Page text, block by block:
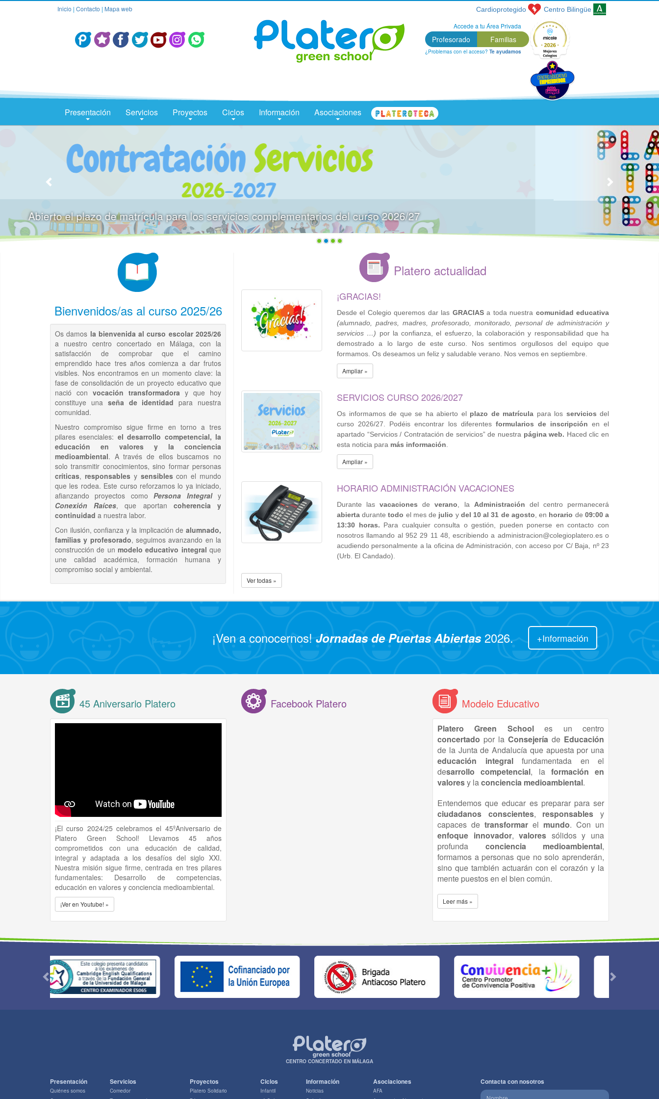
Inicio | Contacto | Mapa web Cardioprotegido Centro Bilingüe
Centro Concertado en Málaga: Colegio Platero Green School Accede a tu Área Privada
Profesorado Familias
¿Problemas con el acceso? Te ayudamos
Presentación Servicios Proyectos Ciclos Información Asociaciones
CENTRO DE OCIO PLATEROTECA
Bienvenidos/as al curso 2025/26
Os damos la bienvenida al curso escolar 2025/26
a nuestro centro concertado en Málaga, con la
satisfacción de comprobar que el camino
emprendido hace tres años comienza a dar frutos
visibles. Nos encontramos en un momento clave: la
fase de consolidación de un proyecto educativo que
nació con vocación transformadora y que hoy
constituye una seña de identidad para nuestra
comunidad.
Nuestro compromiso sigue firme en torno a tres
pilares esenciales: el desarrollo competencial, la
educación en valores y la conciencia
medioambiental. A través de ellos buscamos no
solo transmitir conocimientos, sino formar personas
críticas, responsablesy sensiblescon el mundo
que les rodea. Este curso reforzamos lo ya iniciado,
afianzando proyectos comoPersona Integraly
Conexión Raíces, que aportan coherencia y
continuidad a nuestra labor.
Con ilusión, confianza y la implicación de alumnado,
familias y profesorado, seguimos avanzando en la
construcción de un modelo educativo integral que
une calidad académica, formación humana y
compromiso social y ambiental.
Platero actualidad
¡GRACIAS!
Desde el Colegio queremos dar las GRACIASa toda nuestra comunidad educativa
(alumnado, padres, madres, profesorado, monitorado, personal de administración y
servicios …) por la confianza, el esfuerzo, la colaboración y responsabilidad que ha
demostrado a lo largo de este curso. Nos sentimos orgullosos del equipo que
formamos. Os deseamos un feliz y saludable verano. Nos vemos en septiembre.
Ampliar »
SERVICIOS CURSO 2026/2027
Os informamos de que se ha abierto el plazo de matrícula para los servicios del
curso 2026/27. Podéis encontrar los diferentes formularios de inscripción en el
apartado “Servicios / Contratación de servicios” de nuestra página web. Haced clic en
esta noticia para más información
Ampliar »
HORARIO ADMINISTRACIÓN VACACIONES
Durante lasvacacionesdeverano , la Administración del centro permanecerá
abiertadurantetodo el mes de julio y del 10 al 31 de agosto , en horario de 09:00 a
13:30 horas. Para cualquier consulta o gestión, pueden ponerse en contacto con
nosotros llamando al 952 29 11 48, escribiendo a administracion@colegioplatero.es o
acudiendo personalmente a la oficina de Administración, con acceso por C/ Baja, nº 23
(Urb. El Candado).
Ver todas »
¡Ven a conocernos!Jornadas de Puertas Abiertas2026. +Información
45 Aniversario Platero
¡El curso 2024/25 celebramos el 45ºAniversario de
Platero Green School! Llevamos 45 años
comprometidos con una educación de calidad,
integral y adaptada a los desafíos del siglo XXI.
Nuestra misión sigue firme, centrada en tres pilares
fundamentales: Desarrollo de competencias,
educación en valores y conciencia medioambiental.
¡Ver en Youtube! »
Facebook Platero Modelo Educativo
Platero Green Schooles un centro
concertado por la Consejería de Educación
de la Junta de Andalucía que apuesta por una
educación
integralfundamentada en el
desarrollo competencial, la formación en
valoresy laconciencia medioambiental.
Entendemos que educar es preparar para ser
ciudadanos conscientes, responsables y
capaces de transformar el mundo. Con un
enfoque innovador,valores sólidos y una
profunda conciencia medioambiental,
formamos a personas que no solo aprenderán,
sino que también actuarán con el corazón y la
mente puestos en el bien común.
Leer más »
CENTRO CONCERTADO EN MÁLAGA
Presentación
Quiénes somos
Servicios
Comedor
Proyectos
Platero Solidario
Ciclos
Infantil
Información
Noticias
Asociaciones
AFA
Contacta con nosotros